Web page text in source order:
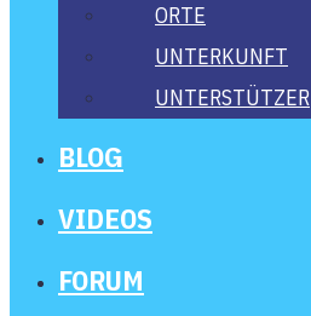
ORTE
UNTER­KUNFT
UNTER­STÜT­ZER
BLOG
VIDE­OS
FORUM